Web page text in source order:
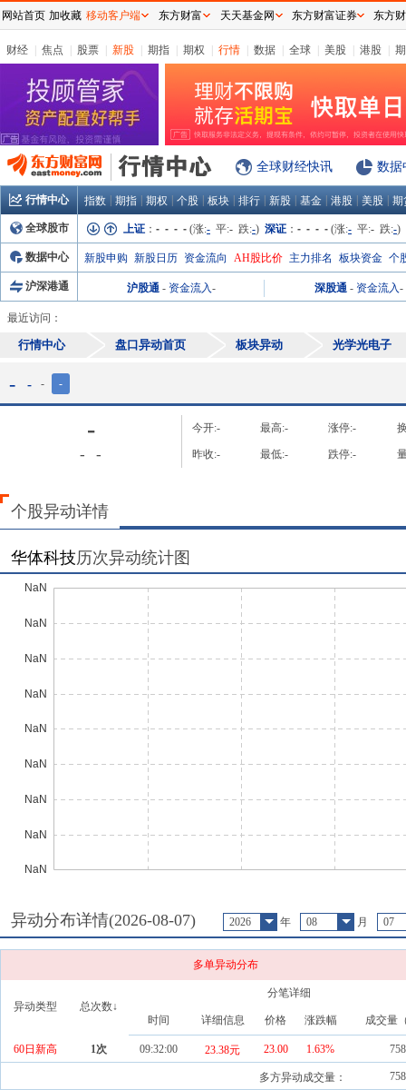
财经 焦点 股票 新股 期指 期权 行情 数据 全球 美股 港股
全球财经快讯 数据
行情中心 指数 期指 期权 个股 板块 排行 新股 基金 港股 美股 期
全球股市 上证 ： - - - - (涨:- 平:- 跌:-) 深证 ： - - - - (涨:- 平:- 跌:-)
数据中心 新股申购 新股日历 资金流向 AH股比价 主力排名 板块资金 个
沪深港通 沪股通 - 资金流入- 深股通 - 资金流入-
最近访问：
行情中心 盘口异动首页 板块异动 光学光电子
- - - -
-
- -
今开:- 最高:- 涨停:-
昨收:- 最低:- 跌停:-
个股异动详情
华体科技历次异动统计图
异动分布详情(2026-08-07) 2026 年 08 月 07
多单异动分布
异动类型 总次数↓
分笔详细
时间 详细信息 价格 涨跌幅 成交量
60日新高 1次 09:32:00 23.38元 23.00 1.63% 758
多方异动成交量： 758
网站首页 加收藏 移动客户端 东方财富 天天基金网 东方财富证券 东方